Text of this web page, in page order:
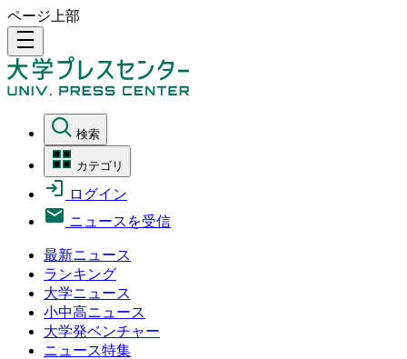
ページ上部
density_medium
検索
カテゴリ
ログイン
ニュースを受信
最新ニュース
ランキング
大学ニュース
小中高ニュース
大学発ベンチャー
ニュース特集